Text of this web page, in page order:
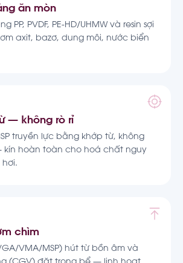
ăn mòn
PP, PVDF, PE-HD/UHMW và resin sợi
axit, bazơ, dung môi, nước biển
— không rò rỉ
truyền lực bằng khớp từ, không
kín hoàn toàn cho hoá chất nguy
chìm
VMA/MSP) hút từ bồn âm và